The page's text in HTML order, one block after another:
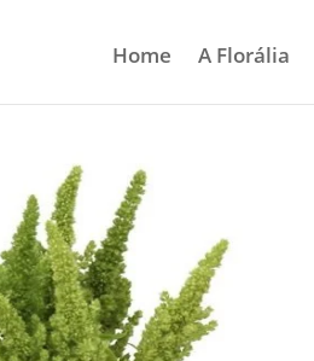
Home A Florália